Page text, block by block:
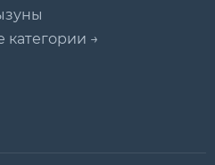
категории →